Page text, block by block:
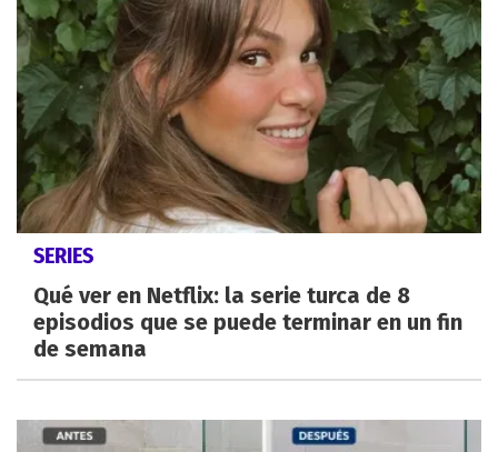
SERIES
Qué ver en Netflix: la serie turca de 8
episodios que se puede terminar en un fin
de semana